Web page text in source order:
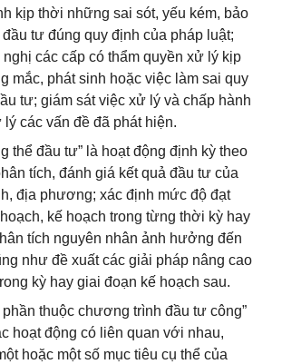
kịp thời những sai sót, yếu kém, bảo
tư đúng quy định của pháp luật;
các cấp có thẩm quyền xử lý kịp
mắc, phát sinh hoặc việc làm sai quy
tư; giám sát việc xử lý và chấp hành
các vấn đề đã phát hiện.
thể đầu tư” là hoạt động định kỳ theo
tích, đánh giá kết quả đầu tư của
địa phương; xác định mức độ đạt
kế hoạch trong từng thời kỳ hay
tích nguyên nhân ảnh hưởng đến
như đề xuất các giải pháp nâng cao
kỳ hay giai đoạn kế hoạch sau.
phần thuộc chương trình đầu tư công”
hoạt động có liên quan với nhau,
hoặc một số mục tiêu cụ thể của